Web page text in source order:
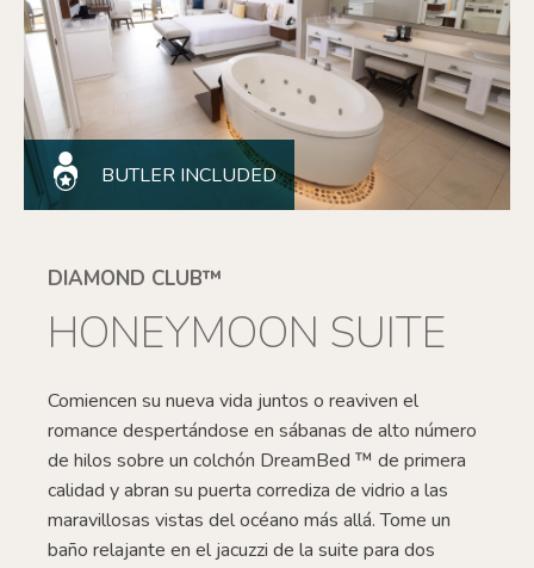
BUTLER INCLUDED
DIAMOND CLUB™
HONEYMOON SUITE
Comiencen su nueva vida juntos o reaviven el
romance despertándose en sábanas de alto número
de hilos sobre un colchón DreamBed ™ de primera
calidad y abran su puerta corrediza de vidrio a las
maravillosas vistas del océano más allá. Tome un
baño relajante en el jacuzzi de la suite para dos